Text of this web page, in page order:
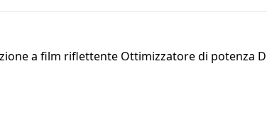
a film riflettente Ottimizzatore di potenza